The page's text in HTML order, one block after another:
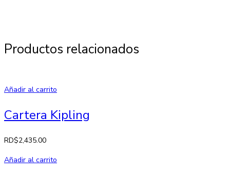
Productos relacionados
Añadir al carrito
Cartera Kipling
RD$2,435.00
Añadir al carrito